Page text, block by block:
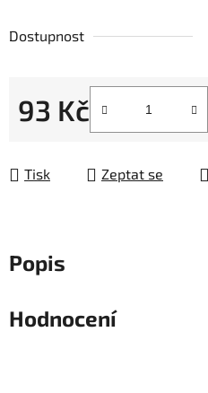
Dostupnost
93 Kč
Měrná cena:
Tisk Zeptat se
Popis
Hodnocení